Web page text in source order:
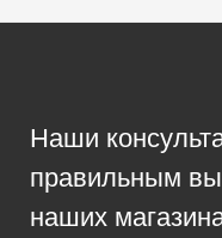
Наши
правильным
наших